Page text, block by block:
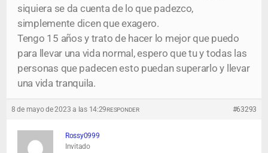
siquiera se da cuenta de lo que padezco,
simplemente dicen que exagero.
Tengo 15 años y trato de hacer lo mejor que puedo
para llevar una vida normal, espero que tu y todas las
personas que padecen esto puedan superarlo y llevar
una vida tranquila.
8 de mayo de 2023 a las 14:29 #63293
RESPONDER
Rossy0999
Invitado